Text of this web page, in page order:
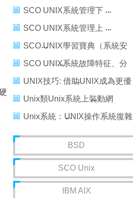
籍下載【Unix文檔匯總】
SCO UNIX系統管理下
SCO UNIX系統管理上
SCO UNIX學習寶典（系統安
裝）
SCO UNIX系統故障特征、分
析及解決
UNIX技巧: 借助UNIX成為更優
秀的博客 - 利用UNIX的優點來
促進博客創作
Unix類Unix系統上裝動網
ASP+MSSQL論壇
Unix系統：UNIX操作系統復雜
的關機過程
BSD
SCO Unix
IBM AIX